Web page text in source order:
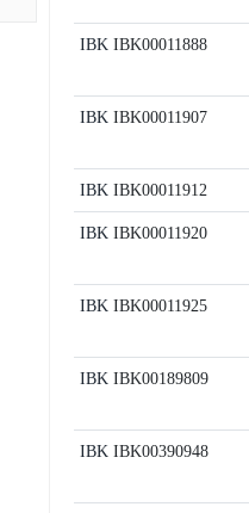
IBK IBK00011888
IBK IBK00011907
IBK IBK00011912
IBK IBK00011920
IBK IBK00011925
IBK IBK00189809
IBK IBK00390948